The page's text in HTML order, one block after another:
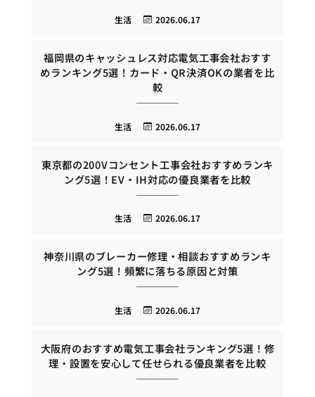
2026.06.17
生活
福岡県のキャッシュレス対応電気工事会社おすす
めランキング5選！カード・QR決済OKの業者を比
較
2026.06.17
生活
東京都の200Vコンセント工事会社おすすめランキ
ング5選！EV・IH対応の優良業者を比較
2026.06.17
生活
神奈川県のブレーカー修理・相談おすすめランキ
ング5選！頻繁に落ちる原因と対策
2026.06.17
生活
大阪府のおすすめ電気工事会社ランキング5選！修
理・設置を安心して任せられる優良業者を比較